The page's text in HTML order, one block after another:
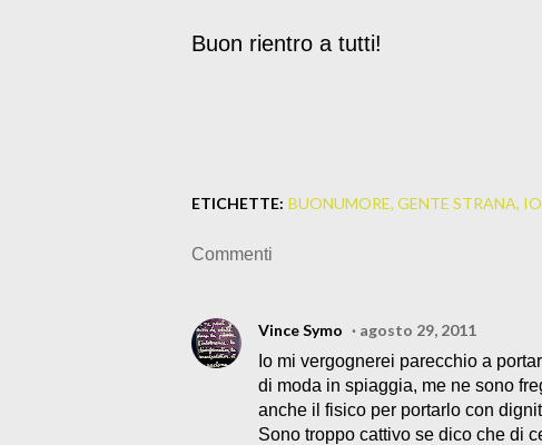
Buon rientro a tutti!
ETICHETTE: BUONUMORE GENTE STRANA IO
Commenti
Vince Symo
agosto 29, 2011
Io mi vergognerei parecchio a
di moda in spiaggia, me ne sono
anche il fisico per portarlo con
Sono troppo cattivo se dico che di